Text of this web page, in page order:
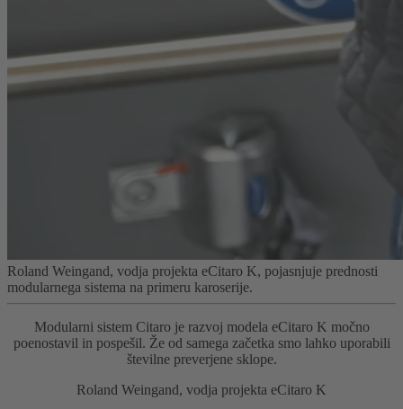
Roland Weingand, vodja projekta eCitaro K, pojasnjuje prednosti
modularnega sistema na primeru karoserije.
Modularni sistem Citaro je razvoj modela eCitaro K močno
poenostavil in pospešil. Že od samega začetka smo lahko uporabili
številne preverjene sklope.
Roland Weingand, vodja projekta eCitaro K